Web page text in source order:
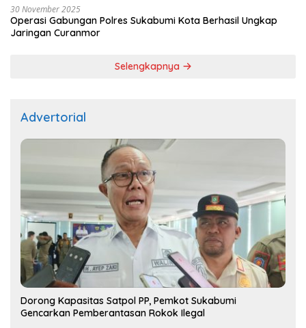
30 November 2025
Operasi Gabungan Polres Sukabumi Kota Berhasil Ungkap
Jaringan Curanmor
Selengkapnya
Advertorial
Dorong Kapasitas Satpol PP, Pemkot Sukabumi
Gencarkan Pemberantasan Rokok Ilegal